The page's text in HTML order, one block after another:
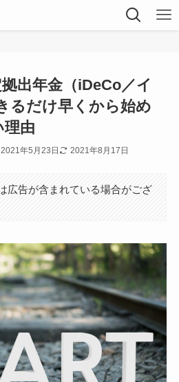
出年金（iDeCo／イ
るだけ早くから始め
理由
2021年5月23日 2021年8月17日
広告が含まれている場合がござ